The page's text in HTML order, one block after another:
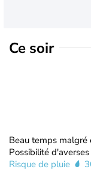
Ce soir
Beau temps malgré
Possibilité
Risque de pluie